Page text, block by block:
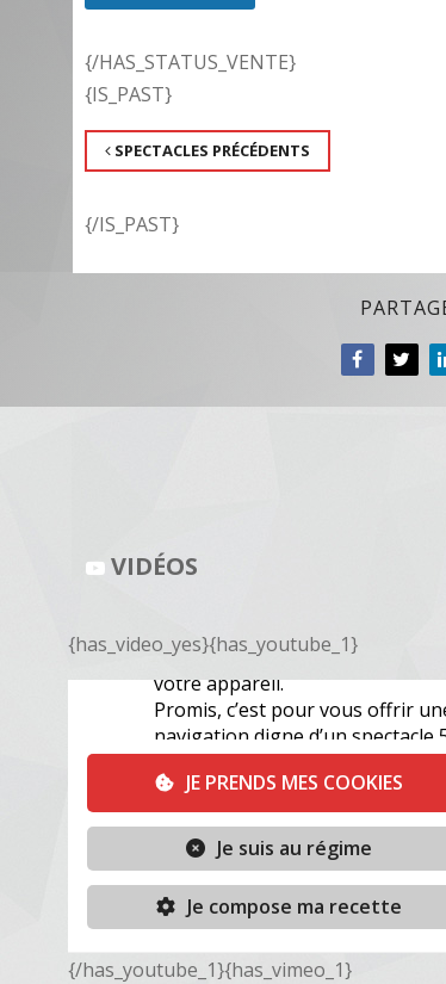
{/HAS_STATUS_VENTE}
{IS_PAST}
SPECTACLES PRÉCÉDENTS
{/IS_PAST}
VIDÉOS
{has_video_yes}{has_youtube_1}
{/has_youtube_1}{has_vimeo_1}